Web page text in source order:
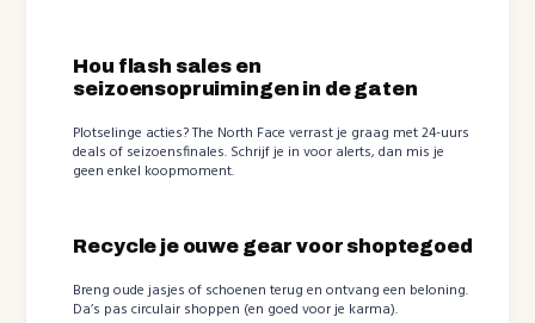
Hou flash sales en
seizoensopruimingen in de gaten
Plotselinge acties? The North Face verrast je graag met 24-uurs
deals of seizoensfinales. Schrijf je in voor alerts, dan mis je
geen enkel koopmoment.
Recycle je ouwe gear voor shoptegoed
Breng oude jasjes of schoenen terug en ontvang een beloning.
Da’s pas circulair shoppen (en goed voor je karma).